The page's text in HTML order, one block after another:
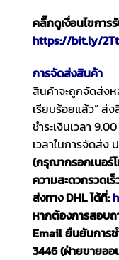
คลิ๊กดูเงื่อนไขการ
https://bit.ly/
การจัดส่งสินค้า
สินค้าจะถูกจัดส่งห
เรียบร้อยแล้ว” ส่
ชำระเงินเวลา
เวลาในการจัดส่ง
(กรุณากรอกเบอร์
ความสะดวกรวดเ
ส่งทาง DHL ได้ที่:
หากต้องการสอบ
Email ยืนยันการช
3446 (ฝ่ายขายออ